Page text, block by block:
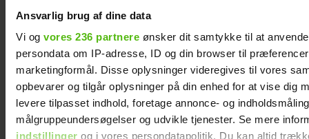
Ansvarlig brug af dine data
Vi og vores 236 partnere ønsker dit samtykke til at
persondata om IP-adresse, ID og din browser til
marketingformål. Disse oplysninger videregives til vores
opbevarer og tilgår oplysninger på din enhed for at vise dig
levere tilpasset indhold, foretage annonce- og
målgruppeundersøgelser og udvikle tjenester. Se mere
indstillinger og i vores persondatapolitik. Du kan altid
blive skilt fra
min mand - da
jeg en dag gik
forbi hans hus,
fik jeg et chok